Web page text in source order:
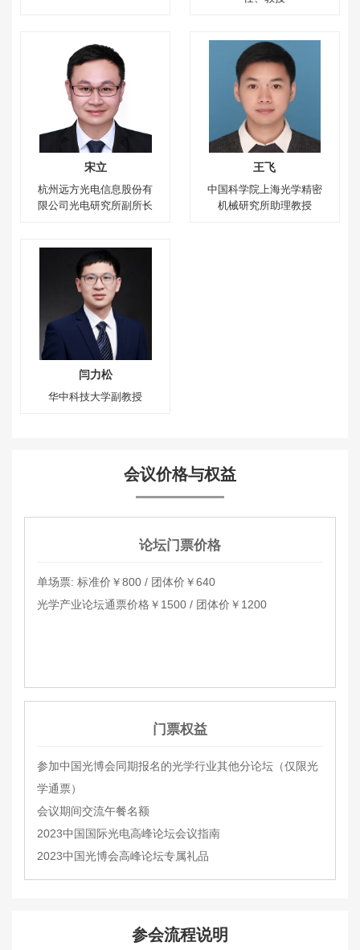
宋立
杭州远方光电信息股份有
限公司光电研究所副所长
王飞
中国科学院上海光学精密
机械研究所助理教授
闫力松
华中科技大学副教授
会议价格与权益
论坛门票价格
单场票: 标准价￥800 / 团体价￥640
光学产业论坛通票价格￥1500 / 团体价￥1200
门票权益
参加中国光博会同期报名的光学行业其他分论坛（仅限光
学通票）
会议期间交流午餐名额
2023中国国际光电高峰论坛会议指南
2023中国光博会高峰论坛专属礼品
参会流程说明